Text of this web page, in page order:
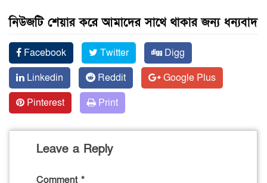
নিউজটি শেয়ার করে আমাদের সাথে থাকার জন্য ধন্যবাদ
Facebook Twitter
Digg
Linkedin
Reddit
Google Plus
Pinterest
Print
Leave a Reply
Comment *